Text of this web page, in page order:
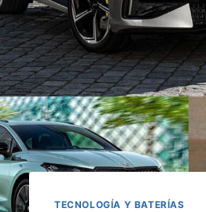
TECNOLOGÍA Y BATERÍAS